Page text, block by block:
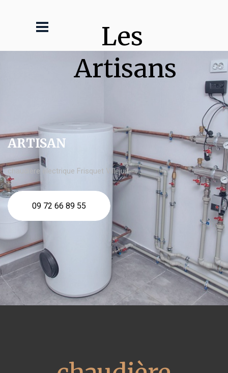
Les
Artisans
ARTISAN
chaudière électrique Frisquet Villejuif
09 72 66 89 55